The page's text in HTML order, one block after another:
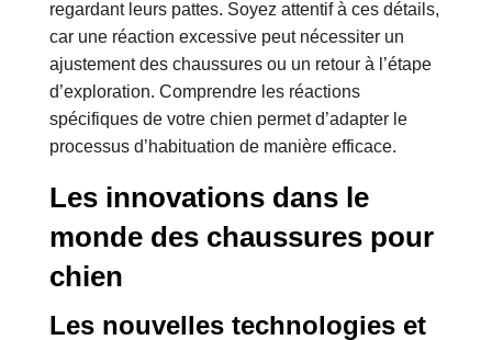
regardant leurs pattes. Soyez attentif à ces détails,
car une réaction excessive peut nécessiter un
ajustement des chaussures ou un retour à l’étape
d’exploration. Comprendre les réactions
spécifiques de votre chien permet d’adapter le
processus d’habituation de manière efficace.
Les innovations dans le
monde des chaussures pour
chien
Les nouvelles technologies et